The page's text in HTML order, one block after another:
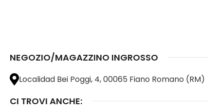
NEGOZIO/MAGAZZINO INGROSSO
Localidad Bei Poggi, 4, 00065 Fiano Romano (RM)
CI TROVI ANCHE: